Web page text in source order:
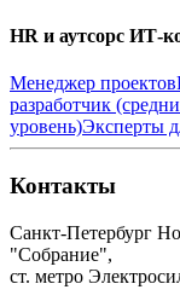
HR и аутсорс ИТ-
Менеджер проектов
разработчик
уровень)Эксперты
Контакты
Санкт-Петербург
"Собрание",
ст. метро